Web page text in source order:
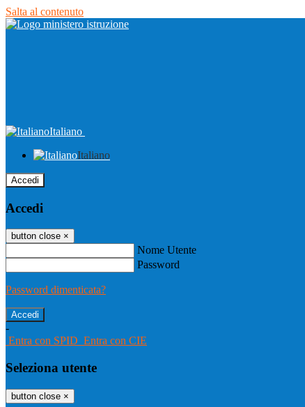
Salta al contenuto
Italiano
Italiano
Accedi
Accedi
button close ×
Nome Utente
Password
Password dimenticata?
-
Entra con SPID Entra con CIE
Seleziona utente
button close ×